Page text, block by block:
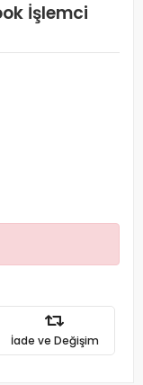
İşlemci
İade ve Değişim